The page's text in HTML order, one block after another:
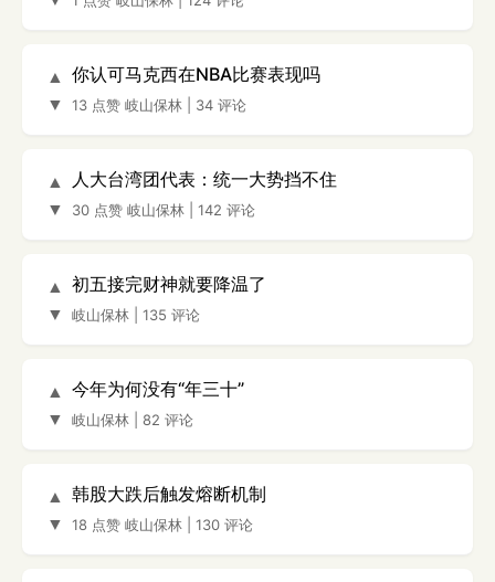
▲
▼
你认可马克西在NBA比赛表现吗
13 点赞 岐山保林 34 评论
▲
▼
人大台湾团代表：统一大势挡不住
30 点赞 岐山保林 142 评论
▲
▼
初五接完财神就要降温了
岐山保林 135 评论
▲
▼
今年为何没有“年三十”
岐山保林 82 评论
▲
▼
韩股大跌后触发熔断机制
18 点赞 岐山保林 130 评论